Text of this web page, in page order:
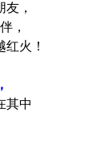
，
，
火！
其中